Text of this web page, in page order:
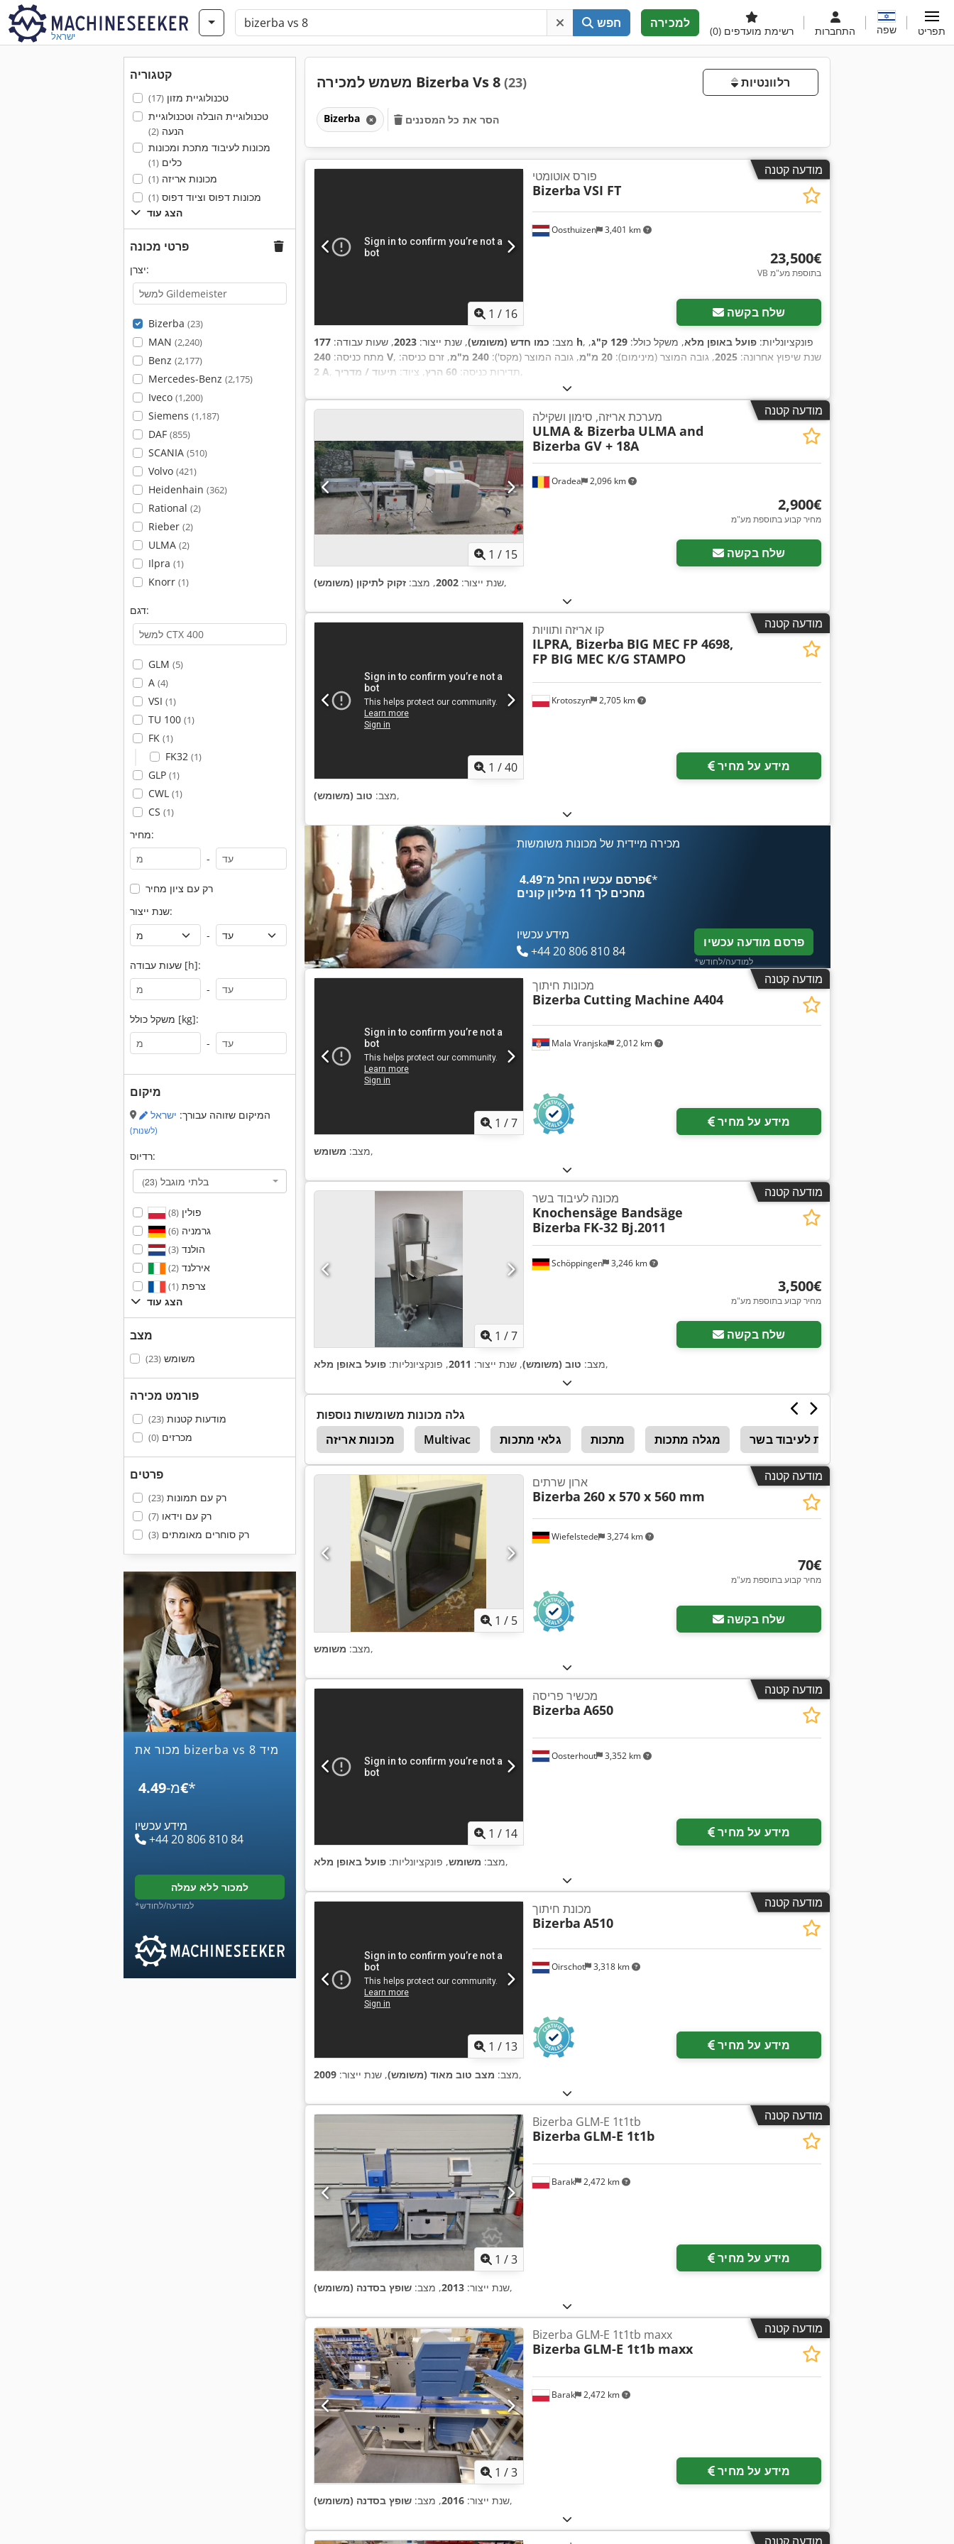
ישראל
חפש למכירה
רשימת מועדפים (0) התחברות שפה תפריט
קטגוריה
טכנולוגיית מזון(17)
טכנולוגיית הובלה וטכנולוגיית
הנעה(2)
מכונות לעיבוד מתכת ומכונות
כלים(1)
מכונות אריזה(1)
מכונות דפוס וציוד דפוס(1)
הצג עוד
פרטי מכונה
יצרן:
Bizerba (23)
MAN (2,240)
Benz (2,177)
Mercedes-Benz (2,175)
Iveco (1,200)
Siemens (1,187)
DAF (855)
SCANIA (510)
Volvo (421)
Heidenhain (362)
Rational (2)
Rieber (2)
ULMA (2)
Ilpra (1)
Knorr (1)
דגם:
GLM (5)
A (4)
VSI (1)
TU 100 (1)
FK (1)
FK32 (1)
GLP (1)
CWL (1)
CS (1)
מחיר:
-
רק עם ציון מחיר
שנת ייצור:
-
שעות עבודה [h]:
-
משקל כולל [kg]:
-
מיקום
המיקום שזוהה עבורך: ישראל
(לשנות)
רדיוס:
בלתי מוגבל (23)
פולין(8)
גרמניה(6)
הולנד(3)
אירלנד(2)
צרפת(1)
הצג עוד
מצב
משומש(23)
פורמט מכירה
מודעות קטנות(23)
מכרזים(0)
פרטים
רק עם תמונות(23)
רק עם וידאו(7)
רק סוחרים מאומתים(3)
מכור את bizerba vs 8 מיד
מ-‏4.49 ‏€*
מידע עכשיו
+44 20 806 810 84
למכור ללא עמלה
*למודעה/לחודש
משמש למכירה Bizerba Vs 8 (23) רלוונטיות
Bizerba הסר את כל המסננים
מודעה קטנה
1 / 16
Oosthuizen 3,401 km
פורס אוטומטי
Bizerba VSI FT
‏23,500 ‏€
VB בתוספת מע"מ
שלח בקשה
מצב: כמו חדש (משומש), שנת ייצור: 2023, שעות עבודה: 177 h , פונקציונליות: פועל באופן מלא, משקל כולל: 129 ק"ג
,
מתח כניסה: 240 V , שנת שיפוץ אחרונה: 2025, גובה המוצר (מינימום): 20 מ"מ , גובה המוצר (מקס'): 240 מ"מ
, זרם כניסה:
2 A
, תדירות כניסה: 60 הרץ , ציוד: תיעוד / מדריך ,
מודעה קטנה
1 / 15
Oradea 2,096 km
מערכת אריזה, סימון ושקילה
ULMA & Bizerba ULMA and
Bizerba GV + 18A
‏2,900 ‏€
מחיר קבוע בתוספת מע"מ
שלח בקשה
שנת ייצור: 2002, מצב: זקוק לתיקון (משומש) ,
מודעה קטנה
1 /40
Krotoszyn 2,705 km
קו אריזה ותוויות
ILPRA, Bizerba BIG MEC FP 4698,
FP BIG MEC K/G STAMPO
מידע על מחיר
מצב: טוב (משומש) ,
מכירה מיידית של מכונות משומשות
פרסם עכשיו החל מ־‏4.49 ‏€*
מחכים לך 11 מיליון קונים
מידע עכשיו
+44 20 806 810 84
פרסם מודעה עכשיו
*למודעה/לחודש
מודעה קטנה
1 /7
Mala Vranjska 2,012 km
מכונות חיתוך
Bizerba Cutting Machine A404
מידע על מחיר
מצב: משומש ,
מודעה קטנה
1 /7
Schöppingen 3,246 km
מכונה לעיבוד בשר
Knochensäge Bandsäge
Bizerba FK-32 Bj.2011
‏3,500 ‏€
מחיר קבוע בתוספת מע"מ
שלח בקשה
מצב: טוב (משומש), שנת ייצור: 2011, פונקציונליות: פועל באופן מלא ,
גלה מכונות משומשות נוספות
מכונות אריזה
Multivac גלאי מתכות מתכות מגלה מתכות מכונות לעיבוד בשר ראיתי בשר ההיסטורי
מודעה קטנה
1 / 5
Wiefelstede 3,274 km
ארון שרתים
Bizerba 260 x 570 x 560 mm
‏70 ‏€
מחיר קבוע בתוספת מע"מ
שלח בקשה
מצב: משומש ,
מודעה קטנה
1 / 14
Oosterhout 3,352 km
מכשיר פריסה
Bizerba A650
מידע על מחיר
מצב: משומש, פונקציונליות: פועל באופן מלא ,
מודעה קטנה
1 / 13
Oirschot 3,318 km
מכונת חיתוך
Bizerba A510
מידע על מחיר
מצב: מצב טוב מאוד (משומש), שנת ייצור: 2009 ,
מודעה קטנה
1 /3
Barak 2,472 km
Bizerba GLM-E 1t1tb
Bizerba GLM-E 1t1b
מידע על מחיר
שנת ייצור: 2013, מצב: שופץ בסדנה (משומש) ,
מודעה קטנה
1 /3
Barak 2,472 km
Bizerba GLM-E 1t1tb maxx
Bizerba GLM-E 1t1b maxx
מידע על מחיר
שנת ייצור: 2016, מצב: שופץ בסדנה (משומש) ,